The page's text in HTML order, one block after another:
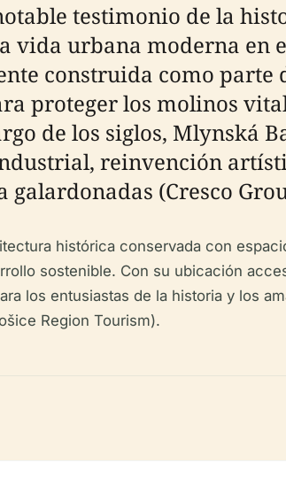
testimonio de la
vida urbana moderna en
construida como parte
proteger los molinos
de los siglos, Mlynská
reinvención
(Cresco
histórica conservada con
sostenible. Con su ubicación
los entusiastas de la historia y los
Region Tourism).